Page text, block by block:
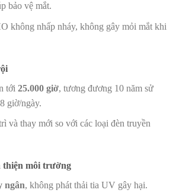
bảo vệ mắt.
không nhấp nháy, không gây mỏi mắt khi
tới 25.000 giờ, tương đương 10 năm sử
giờ/ngày.
và thay mới so với các loại đèn truyền
thiện môi trường
ngân, không phát thải tia UV gây hại.